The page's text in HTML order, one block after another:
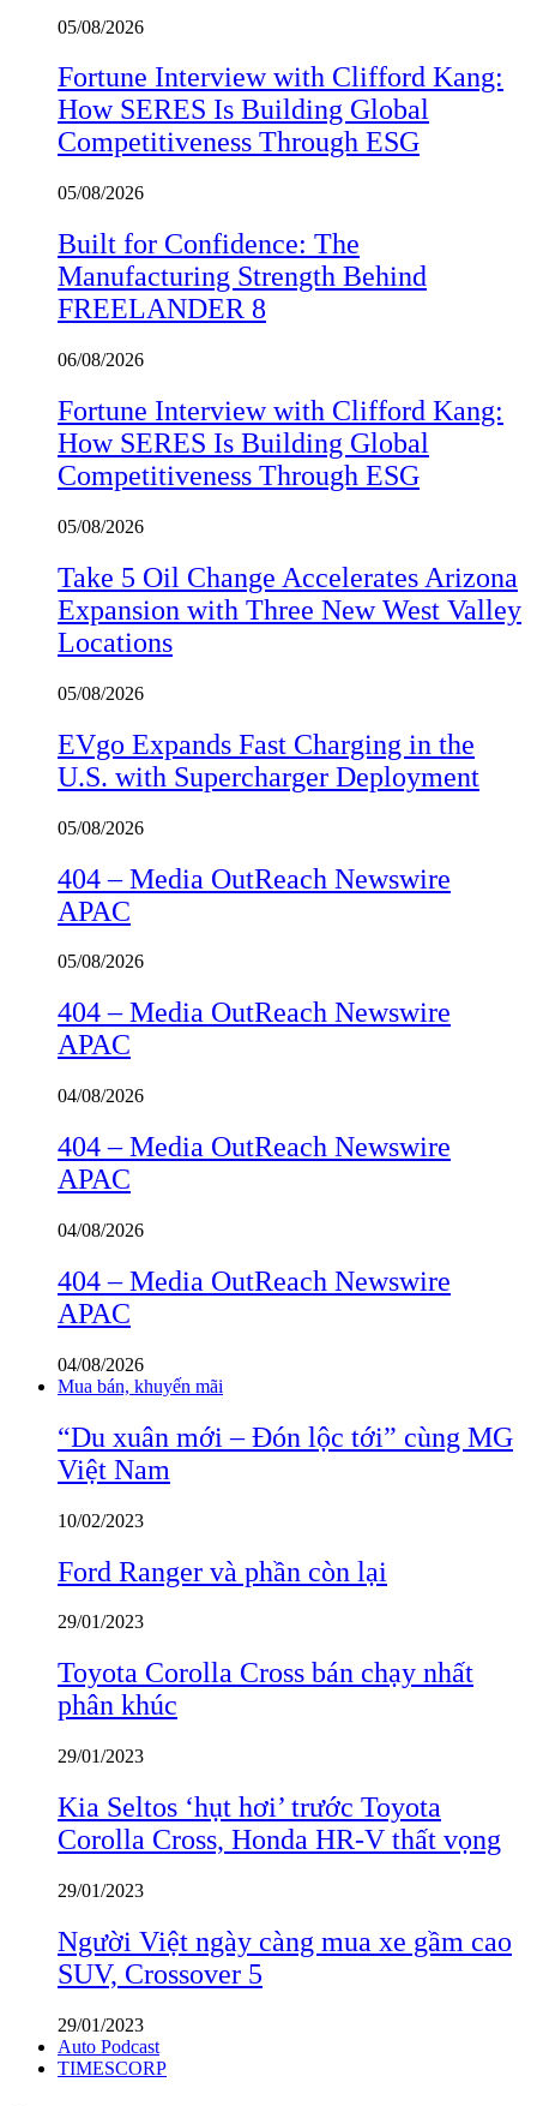
05/08/2026
Fortune Interview with Clifford Kang:
How SERES Is Building Global
Competitiveness Through ESG
05/08/2026
Built for Confidence: The
Manufacturing Strength Behind
FREELANDER 8
06/08/2026
Fortune Interview with Clifford Kang:
How SERES Is Building Global
Competitiveness Through ESG
05/08/2026
Take 5 Oil Change Accelerates Arizona
Expansion with Three New West Valley
Locations
05/08/2026
EVgo Expands Fast Charging in the
U.S. with Supercharger Deployment
05/08/2026
404 – Media OutReach Newswire
APAC
05/08/2026
404 – Media OutReach Newswire
APAC
04/08/2026
404 – Media OutReach Newswire
APAC
04/08/2026
404 – Media OutReach Newswire
APAC
04/08/2026
Mua bán, khuyến mãi
“Du xuân mới – Đón lộc tới” cùng MG
Việt Nam
10/02/2023
Ford Ranger và phần còn lại
29/01/2023
Toyota Corolla Cross bán chạy nhất
phân khúc
29/01/2023
Kia Seltos ‘hụt hơi’ trước Toyota
Corolla Cross, Honda HR-V thất vọng
29/01/2023
Người Việt ngày càng mua xe gầm cao
SUV, Crossover 5
29/01/2023
Auto Podcast
TIMESCORP